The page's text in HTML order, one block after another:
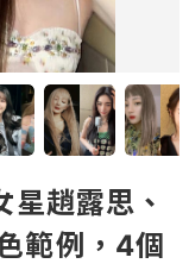
趙露思、
範例，4個